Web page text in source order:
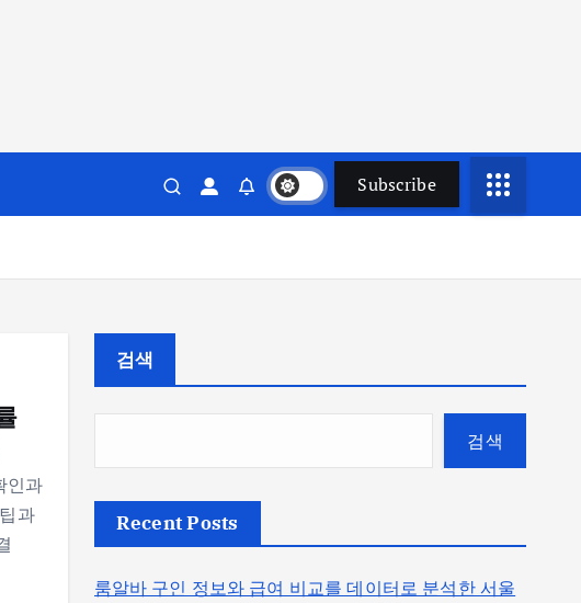
Subscribe
인과
과
검색
검색
Recent Posts
룸알바 구인 정보와 급여 비교를 데이터로 분석한 서울